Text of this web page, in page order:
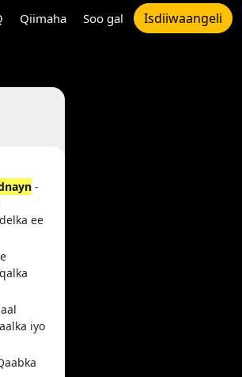
Qiimaha Soo gal Isdiiwaangeli
-
ee
iyo